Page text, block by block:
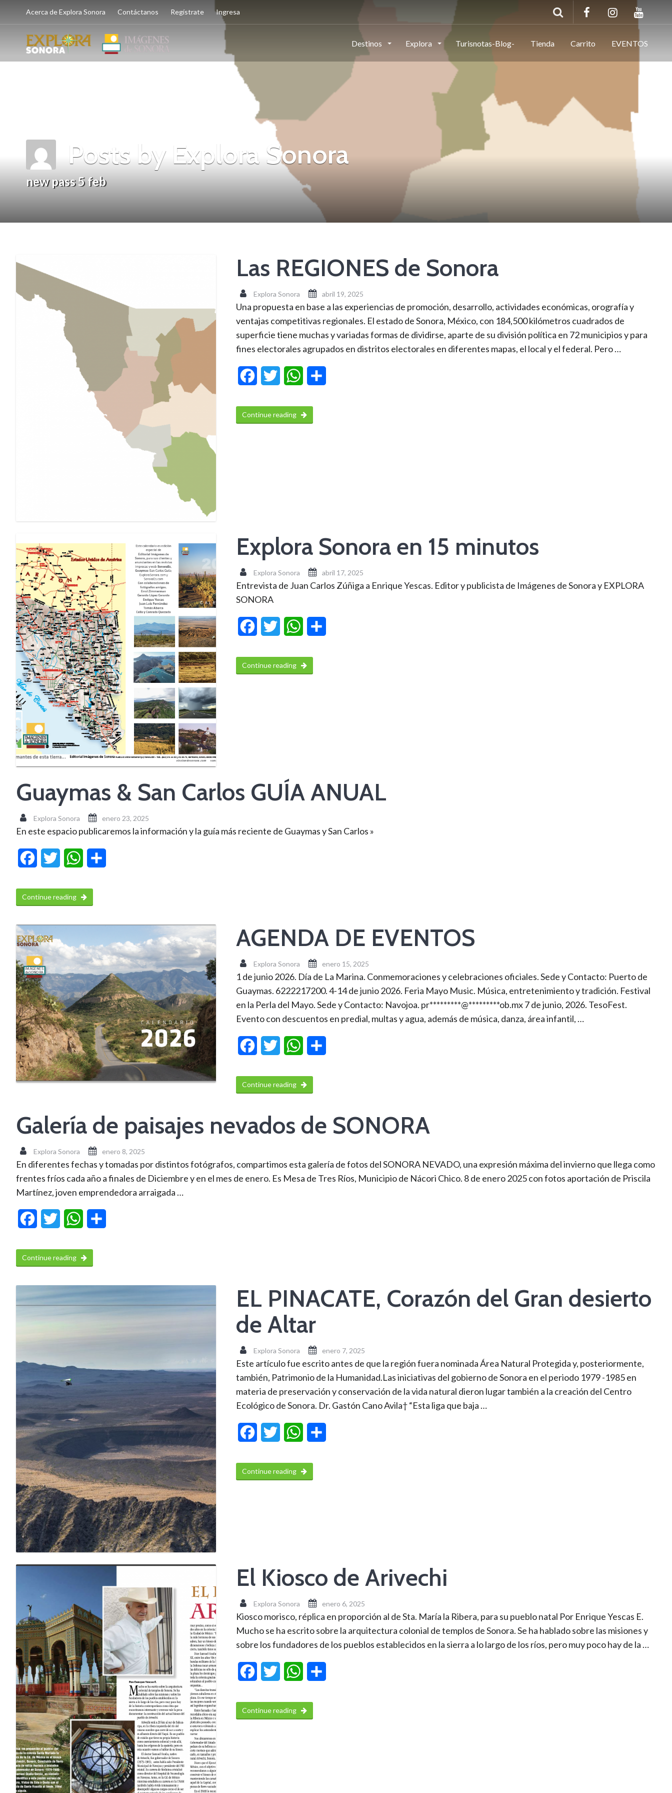
Acerca de Explora Sonora Contáctanos Regístrate Ingresa
Destinos Explora Turisnotas-Blog- Tienda Carrito EVENTOS
Posts by Explora Sonora
new pass 5 feb
Las REGIONES de Sonora
Explora Sonora abril 19, 2025
Una propuesta en base a las experiencias de promoción, desarrollo, actividades económicas, orografía y
ventajas competitivas regionales. El estado de Sonora, México, con 184,500 kilómetros cuadrados de
superficie tiene muchas y variadas formas de dividirse, aparte de su división política en 72 municipios y para
fines electorales agrupados en distritos electorales en diferentes mapas, el local y el federal. Pero …
FacebookTwitter WhatsApp
Continue reading
Explora Sonora en 15 minutos
Explora Sonora abril 17, 2025
Entrevista de Juan Carlos Zúñiga a Enrique Yescas. Editor y publicista de Imágenes de Sonora y EXPLORA
SONORA
FacebookTwitter WhatsApp
Continue reading
Guaymas & San Carlos GUÍA ANUAL
Explora Sonora enero 23, 2025
En este espacio publicaremos la información y la guía más reciente de Guaymas y San Carlos »
FacebookTwitter WhatsApp
Continue reading
AGENDA DE EVENTOS
Explora Sonora enero 15, 2025
1 de junio 2026. Día de La Marina. Conmemoraciones y celebraciones oficiales. Sede y Contacto: Puerto de
Guaymas. 6222217200. 4-14 de junio 2026. Feria Mayo Music. Música, entretenimiento y tradición. Festival
en la Perla del Mayo. Sede y Contacto: Navojoa. pr*********@*********ob.mx ​7 de junio, 2026. TesoFest.
Evento con descuentos en predial, multas y agua, además de música, danza, área infantil, …
FacebookTwitter WhatsApp
Continue reading
Galería de paisajes nevados de SONORA
Explora Sonora enero 8, 2025
En diferentes fechas y tomadas por distintos fotógrafos, compartimos esta galería de fotos del SONORA NEVADO, una expresión máxima del invierno que llega como
frentes fríos cada año a finales de Diciembre y en el mes de enero. Es Mesa de Tres Ríos, Municipio de Nácori Chico. 8 de enero 2025 con fotos aportación de Priscila
Martínez, joven emprendedora arraigada …
FacebookTwitter WhatsApp
Continue reading
EL PINACATE, Corazón del Gran desierto
de Altar
Explora Sonora enero 7, 2025
Este artículo fue escrito antes de que la región fuera nominada Área Natural Protegida y, posteriormente,
también, Patrimonio de la Humanidad.Las iniciativas del gobierno de Sonora en el periodo 1979 -1985 en
materia de preservación y conservación de la vida natural dieron lugar también a la creación del Centro
Ecológico de Sonora. Dr. Gastón Cano Avila† “Esta liga que baja …
FacebookTwitter WhatsApp
Continue reading
El Kiosco de Arivechi
Explora Sonora enero 6, 2025
Kiosco morisco, réplica en proporción al de Sta. María la Ribera, para su pueblo natal Por Enrique Yescas E.
Mucho se ha escrito sobre la arquitectura colonial de templos de Sonora. Se ha hablado sobre las misiones y
sobre los fundadores de los pueblos establecidos en la sierra a lo largo de los ríos, pero muy poco hay de la …
FacebookTwitter WhatsApp
Continue reading